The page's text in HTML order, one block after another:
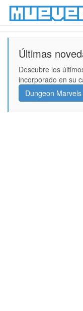
Últimas
Descubre los
incorporado en su
Dungeon Marvels